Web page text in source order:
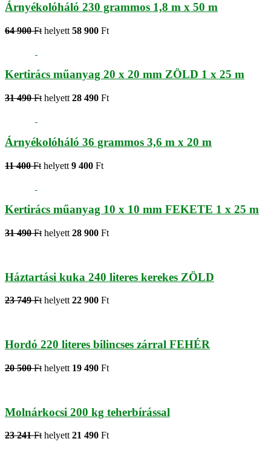
Árnyékolóháló 230 grammos 1,8 m x 50 m
64 900 Ft helyett 58 900 Ft
Kertirács műanyag 20 x 20 mm ZÖLD 1 x 25 m
31 490 Ft helyett 28 490 Ft
Árnyékolóháló 36 grammos 3,6 m x 20 m
11 400 Ft helyett 9 400 Ft
Kertirács műanyag 10 x 10 mm FEKETE 1 x 25 m
31 490 Ft helyett 28 900 Ft
Háztartási kuka 240 literes kerekes ZÖLD
23 749 Fthelyett22 900 Ft
Hordó 220 literes bilincses zárral FEHÉR
20 500 Ft helyett 19 490 Ft
Molnárkocsi 200 kg teherbírással
23 241 Ft helyett 21 490 Ft